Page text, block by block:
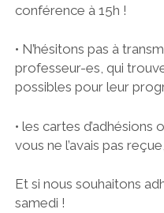
conférence à 15h !
• N’hésitons pas à
professeur-es, qui
possibles pour leur
• les cartes
vous ne l’avais pas
Et si nous souhaitons
samedi !